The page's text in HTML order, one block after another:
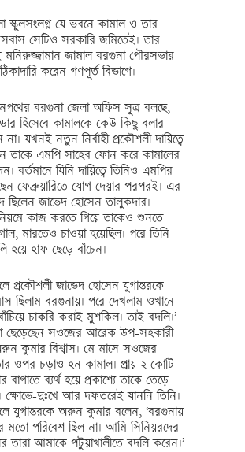
স্কুলসংলগ্ন যে ভবনে কামাল ও তার
সেটিও সরকারি জমিতেই। তার
জামাল বরগুনা পৌরসভার
করেন গণপূর্ত বিভাগে।
বরগুনা জেলা অফিস সূত্র বলছে,
হিসেবে কামালকে কেউ কিছু বলার
যখনই নতুন নির্বাহী প্রকৌশলী দায়িত্বে
এমপি সাহেব ফোন করে কামালের
বর্তমানে যিনি দায়িত্বে তিনিও এমপির
ফেব্রুয়ারিতে যোগ দেয়ার পরপরই। এর
জাভেদ হোসেন তালুকদার।
কাজ করতে গিয়ে তাকেও শুনতে
মারতেও চাওয়া হয়েছিল। পরে তিনি
হয়ে হাফ ছেড়ে বাঁচেন।
প্রকৌশলী জাভেদ হোসেন যুগান্তরকে
ছিলাম বরগুনায়। পরে দেখলাম ওখানে
চাকরি করাই মুশকিল। তাই বদলি।’
ছেড়েছেন সওজের আরেক উপ-সহকারী
কুমার বিশ্বাস। মে মাসে সওজের
ওপর চড়াও হন কামাল। প্রায় ২ কোটি
বাগাতে ব্যর্থ হয়ে প্রকাশ্যে তাকে তেড়ে
ক্ষোভে-দুঃখে আর দফতরেই যাননি তিনি।
যুগান্তরকে অরুন কুমার বলেন, ‘বরগুনায়
মতো পরিবেশ ছিল না। আমি সিনিয়রদের
তারা আমাকে পটুয়াখালীতে বদলি করেন।’